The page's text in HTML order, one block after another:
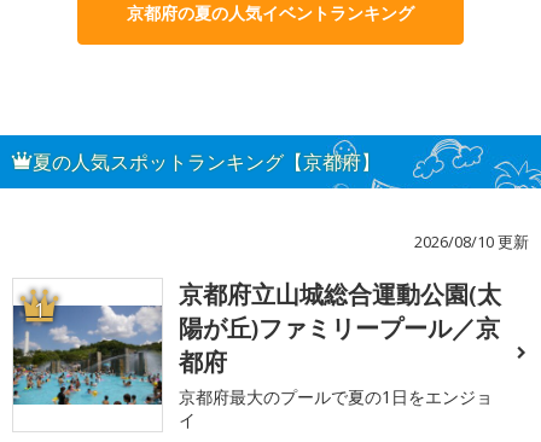
京都府の夏の人気イベントランキング
夏の人気スポットランキング【京都府】
2026/08/10 更新
1
京都府立山城総合運動公園(太
陽が丘)ファミリープール／京
都府
京都府最大のプールで夏の1日をエンジョ
イ